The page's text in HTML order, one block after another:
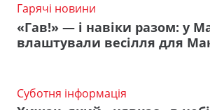
Гарячі новини
«Гав!» — і навіки разом: у
влаштували весілля для
Суботня інформація